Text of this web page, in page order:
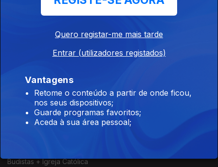
AEP + Igreja Católica
AEP + Igreja Católica
Ep. 46
16 abr. 2026
Comunidade Bahá'í + Igreja Católica
Budistas + Igreja Católica
Quero registar-me mais tarde
Entrar (utilizadores registados)
Vantagens
Retome o conteúdo a partir de onde ficou,
nos seus dispositivos;
Guarde programas favoritos;
Aceda à sua área pessoal;